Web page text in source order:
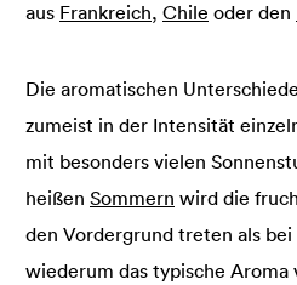
aus Frankreich, Chile oder den
Die aromatischen
zumeist in der Intensität
mit besonders vielen
heißen Sommern wird die
den Vordergrund treten als bei
wiederum das typische